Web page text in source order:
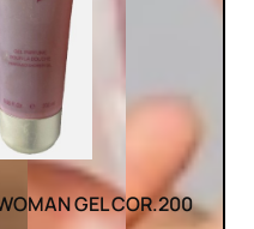
GEL COR.200